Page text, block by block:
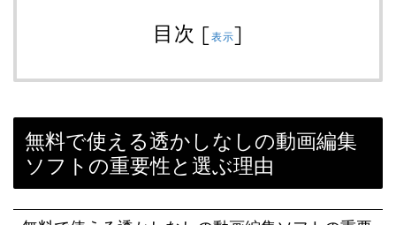
目次 [表示]
無料で使える透かしなしの動画編集
ソフトの重要性と選ぶ理由